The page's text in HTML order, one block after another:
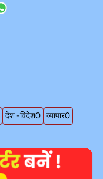
देश -विदेश0 व्यापार0